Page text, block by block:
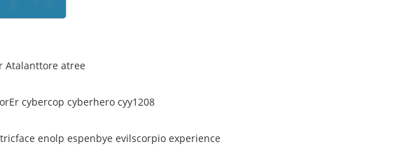
Atalanttore atree
cybercop cyberhero cyy1208
enolp espenbye evilscorpio experience